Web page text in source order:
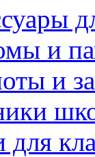
и
и
для